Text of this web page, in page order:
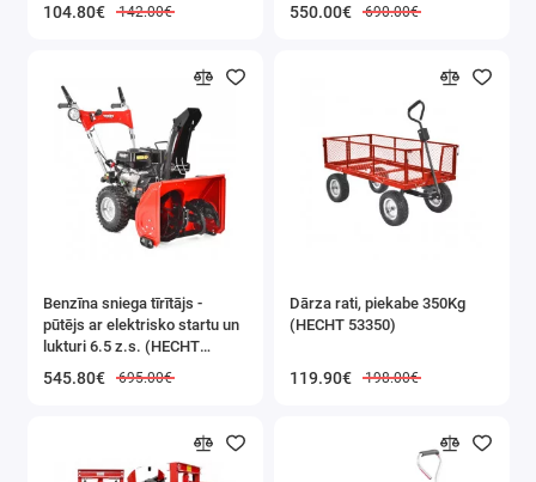
104.80€ 142.00€ 550.00€ 690.00€
Benzīna sniega tīrītājs -
pūtējs ar elektrisko startu un
lukturi 6.5 z.s. (HECHT
545.80€ 695.00€
Dārza rati, piekabe 350Kg
(HECHT 53350)
119.90€ 198.00€